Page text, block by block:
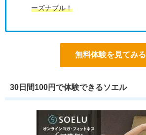
ーズナブル！
無料体験を見てみる
30日間100円で体験できるソエル